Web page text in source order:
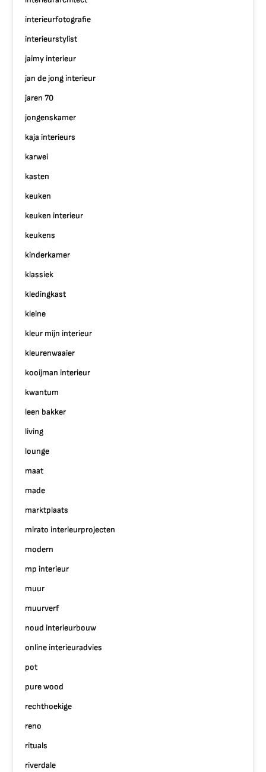
interieurfotografie
interieurstylist
jaimy interieur
jan de jong interieur
jaren 70
jongenskamer
kaja interieurs
karwei
kasten
keuken
keuken interieur
keukens
kinderkamer
klassiek
kledingkast
kleine
kleur mijn interieur
kleurenwaaier
kooijman interieur
kwantum
leen bakker
living
lounge
maat
made
marktplaats
mirato interieurprojecten
modern
mp interieur
muur
muurverf
noud interieurbouw
online interieuradvies
pot
pure wood
rechthoekige
reno
rituals
riverdale